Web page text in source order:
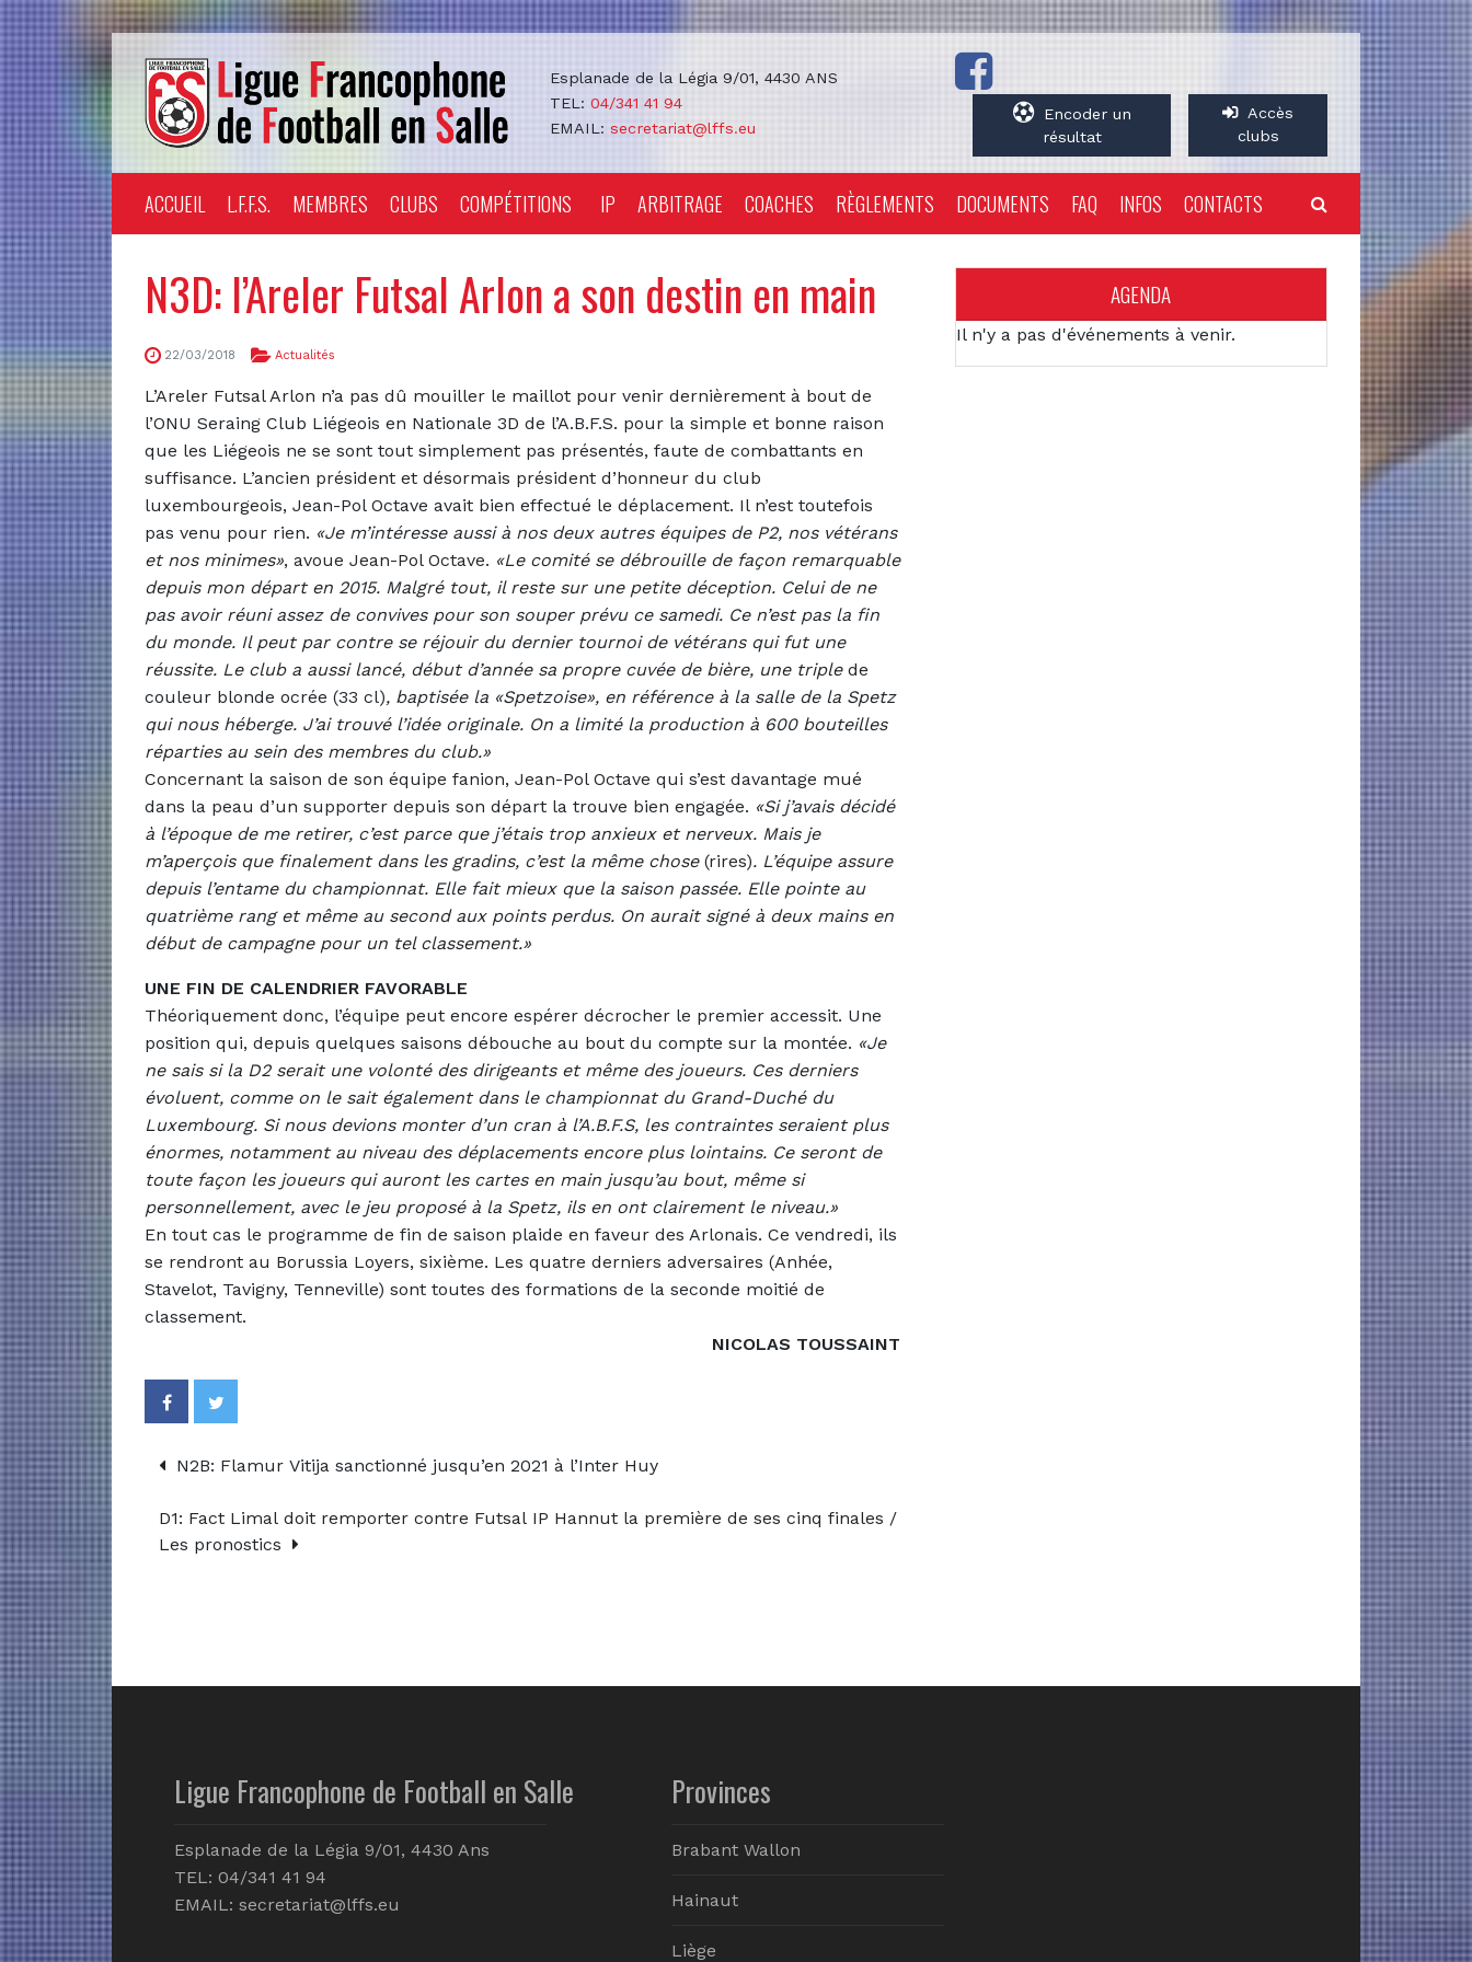
Esplanade de la Légia 9/01, 4430 ANS
TEL: 04/341 41 94
EMAIL: secretariat@lffs.eu
Encoder un
résultat
Accès
clubs
ACCUEIL L.F.F.S. MEMBRES CLUBS COMPÉTITIONS IP ARBITRAGE COACHES RÈGLEMENTS DOCUMENTS FAQ INFOS CONTACTS
N3D: l’Areler Futsal Arlon a son destin en main
22/03/2018 Actualités
L’Areler Futsal Arlon n’a pas dû mouiller le maillot pour venir dernièrement à bout de
l’ONU Seraing Club Liégeois en Nationale 3D de l’A.B.F.S. pour la simple et bonne raison
que les Liégeois ne se sont tout simplement pas présentés, faute de combattants en
suffisance. L’ancien président et désormais président d’honneur du club
luxembourgeois, Jean-Pol Octave avait bien effectué le déplacement. Il n’est toutefois
pas venu pour rien. «Je m’intéresse aussi à nos deux autres équipes de P2, nos vétérans
et nos minimes», avoue Jean-Pol Octave. «Le comité se débrouille de façon remarquable
depuis mon départ en 2015. Malgré tout, il reste sur une petite déception. Celui de ne
pas avoir réuni assez de convives pour son souper prévu ce samedi. Ce n’est pas la fin
du monde. Il peut par contre se réjouir du dernier tournoi de vétérans qui fut une
réussite. Le club a aussi lancé, début d’année sa propre cuvée de bière, une triple de
couleur blonde ocrée (33 cl), baptisée la «Spetzoise», en référence à la salle de la Spetz
qui nous héberge. J’ai trouvé l’idée originale. On a limité la production à 600 bouteilles
réparties au sein des membres du club.»
Concernant la saison de son équipe fanion, Jean-Pol Octave qui s’est davantage mué
dans la peau d’un supporter depuis son départ la trouve bien engagée. «Si j’avais décidé
à l’époque de me retirer, c’est parce que j’étais trop anxieux et nerveux. Mais je
m’aperçois que finalement dans les gradins, c’est la même chose (rires). L’équipe assure
depuis l’entame du championnat. Elle fait mieux que la saison passée. Elle pointe au
quatrième rang et même au second aux points perdus. On aurait signé à deux mains en
début de campagne pour un tel classement.»
UNE FIN DE CALENDRIER FAVORABLE
Théoriquement donc, l’équipe peut encore espérer décrocher le premier accessit. Une
position qui, depuis quelques saisons débouche au bout du compte sur la montée. «Je
ne sais si la D2 serait une volonté des dirigeants et même des joueurs. Ces derniers
évoluent, comme on le sait également dans le championnat du Grand-Duché du
Luxembourg. Si nous devions monter d’un cran à l’A.B.F.S, les contraintes seraient plus
énormes, notamment au niveau des déplacements encore plus lointains. Ce seront de
toute façon les joueurs qui auront les cartes en main jusqu’au bout, même si
personnellement, avec le jeu proposé à la Spetz, ils en ont clairement le niveau.»
En tout cas le programme de fin de saison plaide en faveur des Arlonais. Ce vendredi, ils
se rendront au Borussia Loyers, sixième. Les quatre derniers adversaires (Anhée,
Stavelot, Tavigny, Tenneville) sont toutes des formations de la seconde moitié de
classement.
NICOLAS TOUSSAINT
N2B: Flamur Vitija sanctionné jusqu’en 2021 à l’Inter Huy
D1: Fact Limal doit remporter contre Futsal IP Hannut la première de ses cinq finales /
Les pronostics
AGENDA
Il n'y a pas d'événements à venir.
Ligue Francophone de Football en Salle
Esplanade de la Légia 9/01, 4430 Ans
TEL: 04/341 41 94
EMAIL: secretariat@lffs.eu
Provinces
Brabant Wallon
Hainaut
Liège